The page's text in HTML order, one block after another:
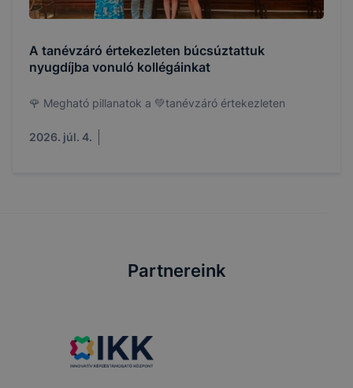
A tanévzáró értekezleten búcsúztattuk
nyugdíjba vonuló kollégáinkat
🌹 Megható pillanatok a 💚tanévzáró értekezleten
2026. júl. 4.
Partnereink